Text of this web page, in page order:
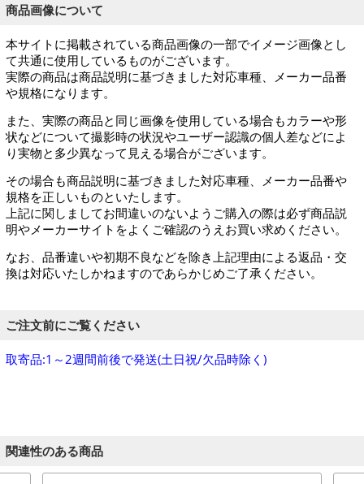
商品画像について
本サイトに掲載されている商品画像の一部でイメージ画像とし
て共通に使用しているものがございます。
実際の商品は商品説明に基づきました対応車種、メーカー品番
や規格になります。
また、実際の商品と同じ画像を使用している場合もカラーや形
状などについて撮影時の状況やユーザー認識の個人差などによ
り実物と多少異なって見える場合がございます。
その場合も商品説明に基づきました対応車種、メーカー品番や
規格を正しいものといたします。
上記に関しましてお間違いのないようご購入の際は必ず商品説
明やメーカーサイトをよくご確認のうえお買い求めください。
なお、品番違いや初期不良などを除き上記理由による返品・交
換は対応いたしかねますのであらかじめご了承ください。
ご注文前にご覧ください
取寄品:1～2週間前後で発送(土日祝/欠品時除く)
関連性のある商品